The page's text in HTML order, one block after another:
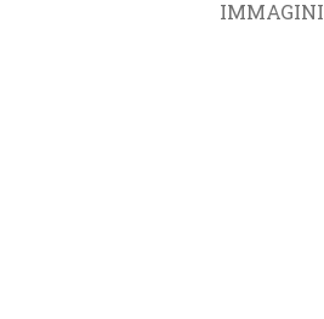
IMMAGINI